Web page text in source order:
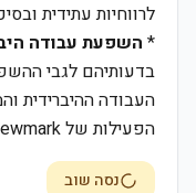
לרווחיות עתידית
* השפעת עבודה
בדעותיהם לגבי
העבודה ההיברידית
הפעילות של Newmark בתחום זה.
נסה שוב